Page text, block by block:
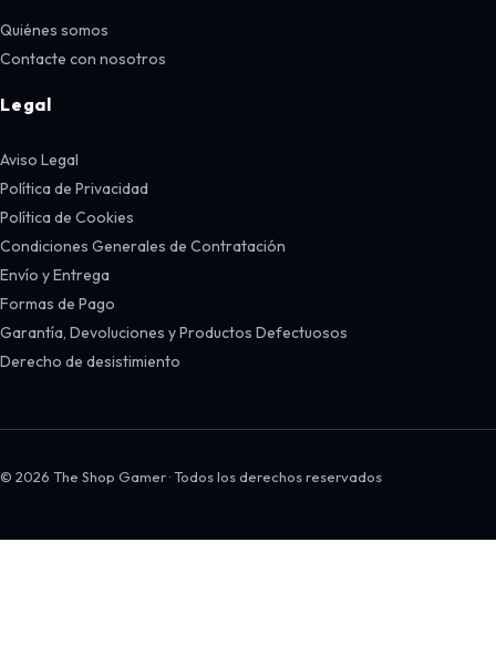
Quiénes somos
Contacte con nosotros
Legal
Aviso Legal
Política de Privacidad
Política de Cookies
Condiciones Generales de Contratación
Envío y Entrega
Formas de Pago
Garantía, Devoluciones y Productos Defectuosos
Derecho de desistimiento
© 2026 The Shop Gamer · Todos los derechos reservados